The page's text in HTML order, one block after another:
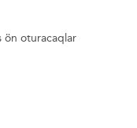
ön oturacaqlar